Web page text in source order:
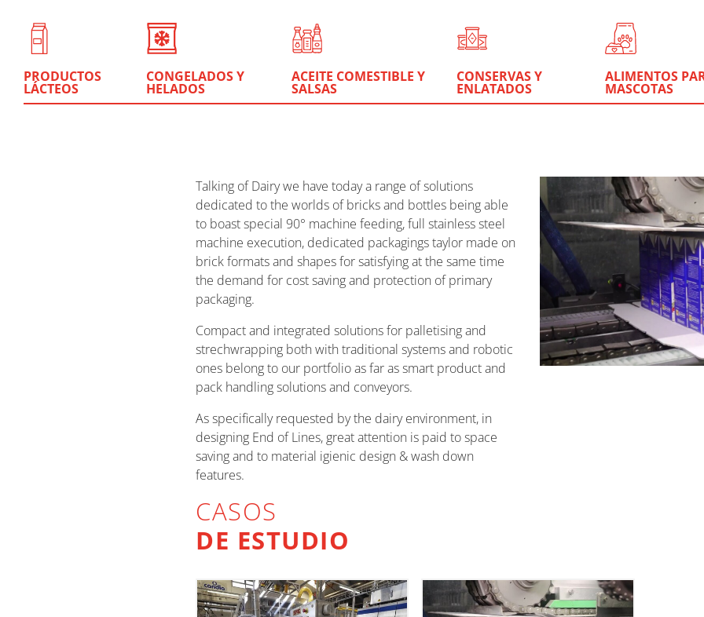
PRODUCTOS
LÁCTEOS
CONGELADOS Y
HELADOS
ACEITE COMESTIBLE Y
SALSAS
CONSERVAS Y
ENLATADOS
ALIMENTOS
MASCOTAS
Talking of Dairy we have today a range of solutions
dedicated to the worlds of bricks and bottles being able
to boast special 90° machine feeding, full stainless steel
machine execution, dedicated packagings taylor made on
brick formats and shapes for satisfying at the same time
the demand for cost saving and protection of primary
packaging.
Compact and integrated solutions for palletising and
strechwrapping both with traditional systems and robotic
ones belong to our portfolio as far as smart product and
pack handling solutions and conveyors.
As specifically requested by the dairy environment, in
designing End of Lines, great attention is paid to space
saving and to material igienic design & wash down
features.
CASOS
DE ESTUDIO